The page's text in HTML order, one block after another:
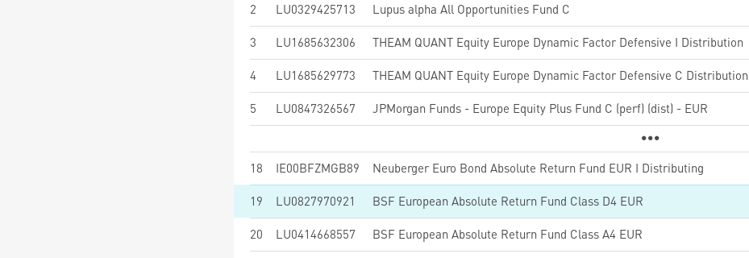
2 LU0329425713 Lupus alpha All Opportunities Fund C
3 LU1685632306 THEAM QUANT Equity Europe Dynamic Factor Defensive I Distribution
4 LU1685629773 THEAM QUANT Equity Europe Dynamic Factor Defensive C Distribution
5 LU0847326567 JPMorgan Funds - Europe Equity Plus Fund C (perf) (dist) - EUR
18 IE00BFZMGB89 Neuberger Euro Bond Absolute Return Fund EUR I Distributing
19 LU0827970921 BSF European Absolute Return Fund Class D4 EUR
20 LU0414668557 BSF European Absolute Return Fund Class A4 EUR